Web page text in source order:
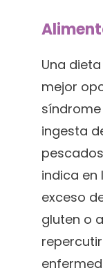
Una
mejor
ingesta
indica en
exceso
gluten o